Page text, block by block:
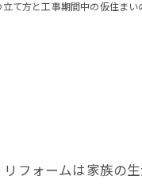
立て方と工事期間中の仮住ま
フォームは家族の